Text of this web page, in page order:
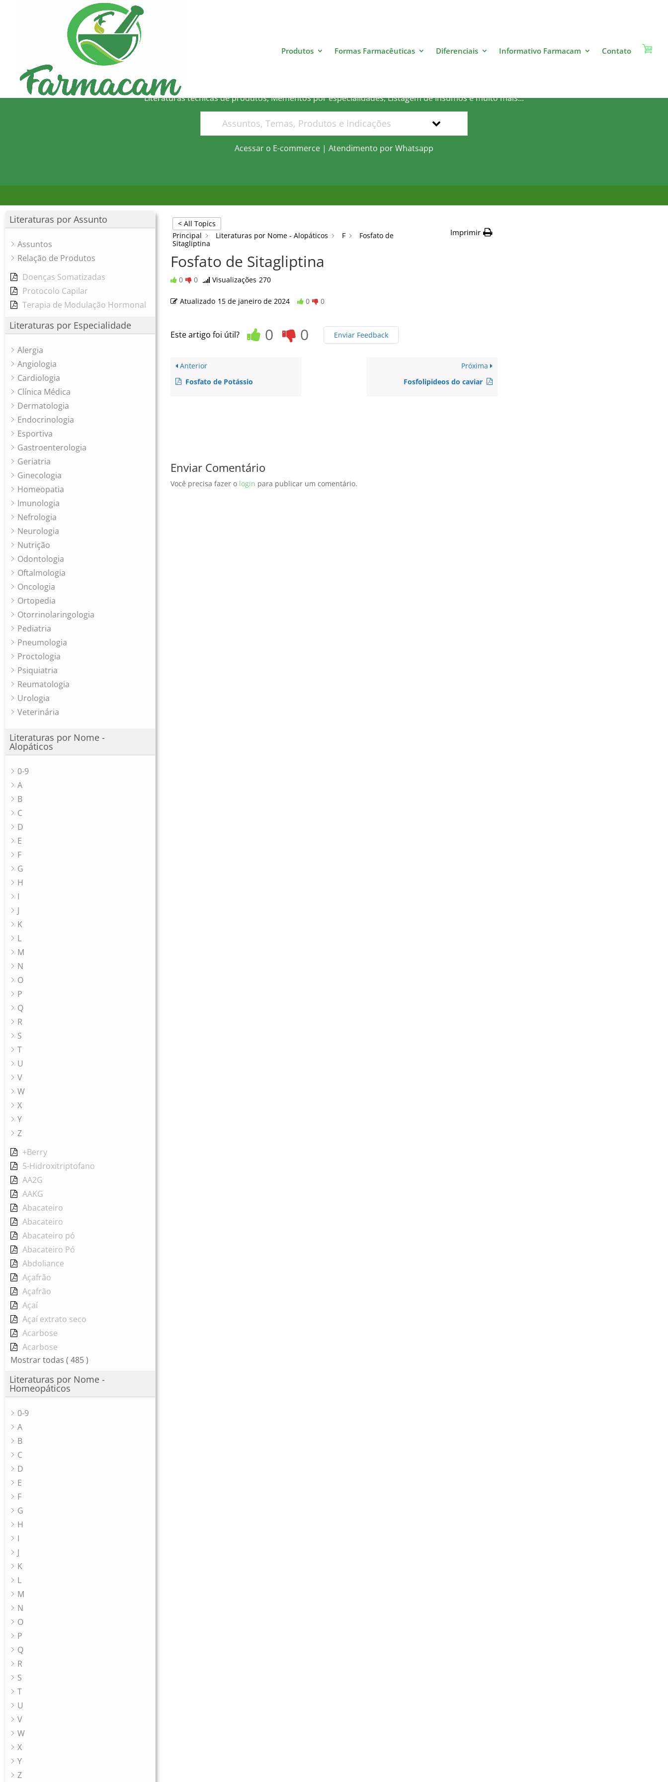
Produtos Formas Farmacêuticas Diferenciais Informativo Farmacam Contato
Literaturas técnicas de produtos, Mementos por especialidades, Listagem de Insumos e muito mais...
Acessar o E-commerce | Atendimento por Whatsapp
Literaturas por Assunto
Assuntos
Relação de Produtos
Doenças Somatizadas
Protocolo Capilar
Terapia de Modulação Hormonal
Literaturas por Especialidade
Alergia
Angiologia
Cardiologia
Clínica Médica
Dermatologia
Endocrinologia
Esportiva
Gastroenterologia
Geriatria
Ginecologia
Homeopatia
Imunologia
Nefrologia
Neurologia
Nutrição
Odontologia
Oftalmologia
Oncologia
Ortopedia
Otorrinolaringologia
Pediatria
Pneumologia
Proctologia
Psiquiatria
Reumatologia
Urologia
Veterinária
Literaturas por Nome -
Alopáticos
0-9
A
B
C
D
E
F
G
H
I
J
K
L
M
N
O
P
Q
R
S
T
U
V
W
X
Y
Z
+Berry
5-Hidroxitriptofano
AA2G
AAKG
Abacateiro
Abacateiro
Abacateiro pó
Abacateiro Pó
Abdoliance
Açafrão
Açafrão
Açaí
Açaí extrato seco
Acarbose
Acarbose
Mostrar todas ( 485 )
Literaturas por Nome -
Homeopáticos
0-9
A
B
C
D
E
F
G
H
I
J
K
L
M
N
O
P
Q
R
S
T
U
V
W
X
Y
Z
< All Topics
Principal
Literaturas por Nome - Alopáticos F
Fosfato de
Sitagliptina
Imprimir
Fosfato de Sitagliptina
0 0 Visualizações 270
Atualizado 15 de janeiro de 2024 0 0
Este artigo foi útil? 0 0 Enviar Feedback
Anterior
Fosfato de Potássio
Próxima
Fosfolipideos do caviar
Enviar Comentário
Você precisa fazer o login para publicar um comentário.